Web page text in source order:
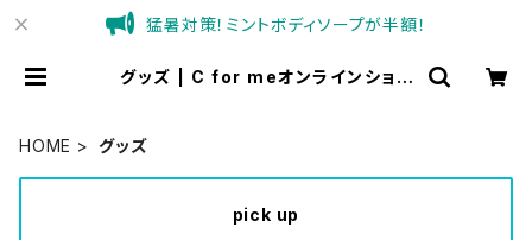
猛暑対策！ミントボディソープが半額！
グッズ | C for meオンラインショッ
HOME グッズ
pick up